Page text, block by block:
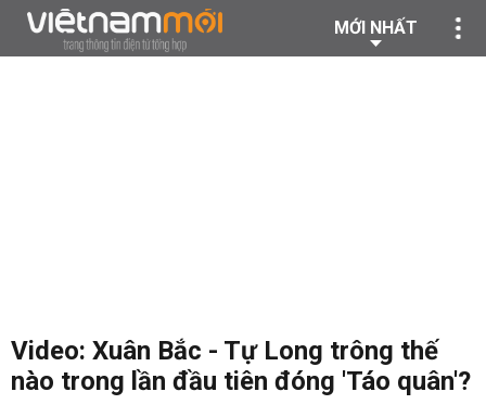
MỚI NHẤT
Video: Xuân Bắc - Tự Long trông thế
nào trong lần đầu tiên đóng 'Táo quân'?